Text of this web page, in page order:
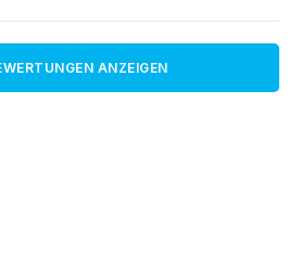
ANZEIGEN